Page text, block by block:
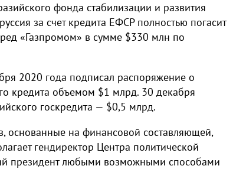
фонда стабилизации и развития
за счет кредита ЕФСР полностью погасит
«Газпромом» в сумме $330 млн по
2020 года подписал распоряжение о
кредита объемом $1 млрд. 30 декабря
госкредита — $0,5 млрд.
основанные на финансовой составляющей,
гендиректор Центра политической
президент любыми возможными способами